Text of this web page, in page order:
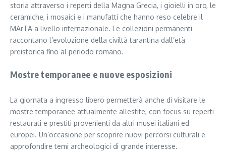
storia attraverso i reperti della Magna Grecia, i gioielli in oro, le
ceramiche, i mosaici e i manufatti che hanno reso celebre il
MArTA a livello internazionale. Le collezioni permanenti
raccontano l’evoluzione della civiltà tarantina dall’età
preistorica fino al periodo romano.
Mostre temporanee e nuove esposizioni
La giornata a ingresso libero permetterà anche di visitare le
mostre temporanee attualmente allestite, con focus su reperti
restaurati e prestiti provenienti da altri musei italiani ed
europei. Un’occasione per scoprire nuovi percorsi culturali e
approfondire temi archeologici di grande interesse.